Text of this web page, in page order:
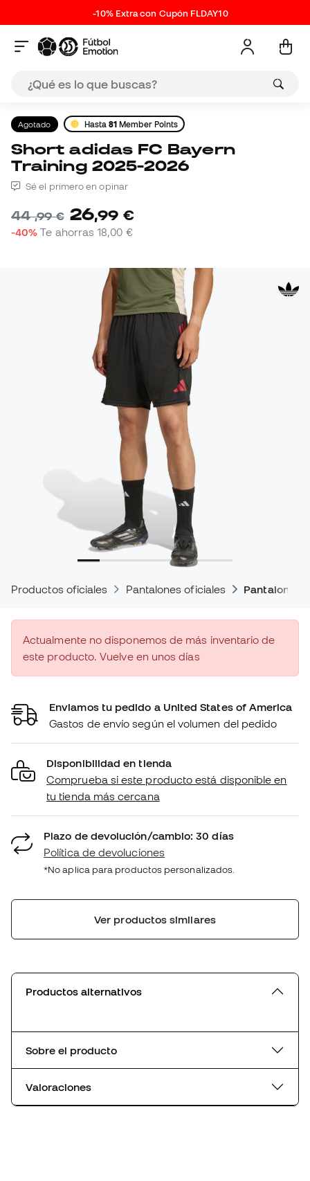
-10% Extra con Cupón FLDAY10
Agotado Hasta81 Member Points
Short adidas FC Bayern
Training 2025-2026
Sé el primero en opinar
44,99 € 26,99 €
-40% Te ahorras18,00 €
Productos oficiales Pantalones oficiales Pantalones
Actualmente no disponemos de más inventario de
este producto. Vuelve en unos días
Enviamos tu pedido a United States of America
Gastos de envío según el volumen del pedido
Disponibilidad en tienda
Comprueba si este producto está disponible en
tu tienda más cercana
Plazo de devolución/cambio: 30 días
Política de devoluciones
*No aplica para productos personalizados.
Ver productos similares
Productos alternativos
Sobre el producto
Valoraciones